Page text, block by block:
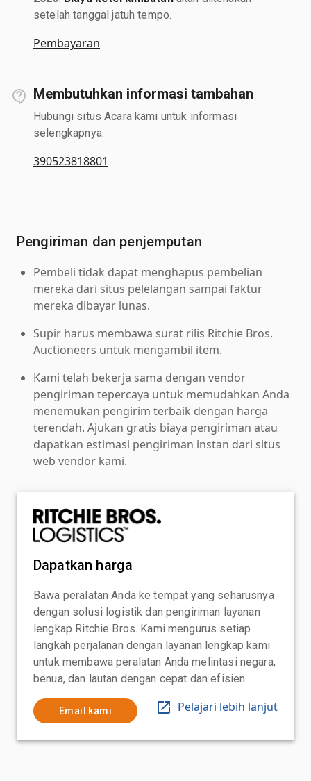
setelah tanggal jatuh tempo.
Pembayaran
Membutuhkan informasi tambahan
Hubungi situs Acara kami untuk informasi
selengkapnya.
390523818801
Pengiriman dan penjemputan
Pembeli tidak dapat menghapus pembelian
mereka dari situs pelelangan sampai faktur
mereka dibayar lunas.
Supir harus membawa surat rilis Ritchie Bros.
Auctioneers untuk mengambil item.
Kami telah bekerja sama dengan vendor
pengiriman tepercaya untuk memudahkan Anda
menemukan pengirim terbaik dengan harga
terendah. Ajukan gratis biaya pengiriman atau
dapatkan estimasi pengiriman instan dari situs
web vendor kami.
Dapatkan harga
Bawa peralatan Anda ke tempat yang seharusnya
dengan solusi logistik dan pengiriman layanan
lengkap Ritchie Bros. Kami mengurus setiap
langkah perjalanan dengan layanan lengkap kami
untuk membawa peralatan Anda melintasi negara,
benua, dan lautan dengan cepat dan efisien
Email kami Pelajari lebih lanjut